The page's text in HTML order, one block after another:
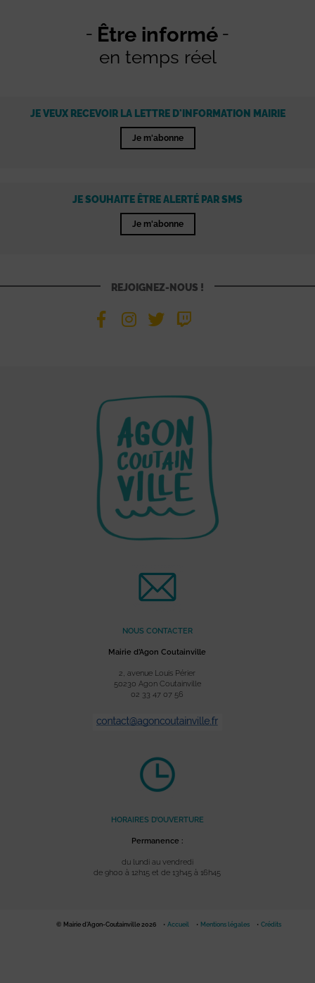
Être informé
en temps réel
JE VEUX RECEVOIR LA LETTRE D'INFORMATION MAIRIE
Je m'abonne
JE SOUHAITE ÊTRE ALERTÉ PAR SMS
Je m'abonne
REJOIGNEZ-NOUS !
NOUS CONTACTER
Mairie d’Agon Coutainville
2, avenue Louis Périer
50230 Agon Coutainville
02 33 47 07 56
HORAIRES D’OUVERTURE
Permanence :
du lundi au vendredi
de 9h00 à 12h15 et de 13h45 à 16h45
© Mairie d'Agon-Coutainville 2026 Accueil Mentions légales Crédits